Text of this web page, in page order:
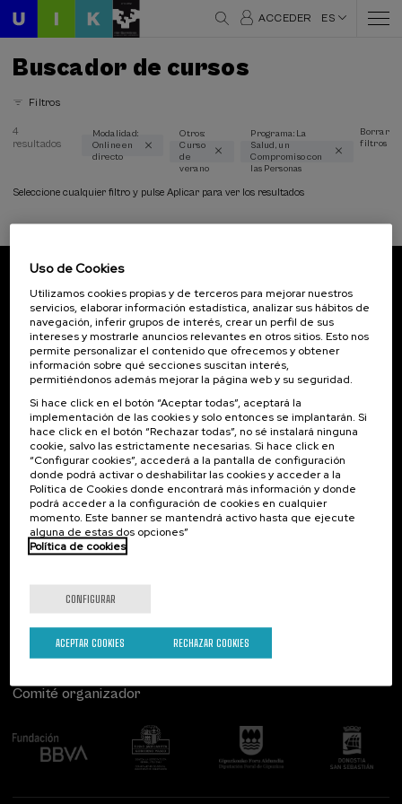
ACCEDER ES
Buscador de cursos
Filtros
Áreas temáticas
Comunicación (1)
Psicología (2)
Salud (4)
Sociedad (1)
Modalidad
Online en directo (4)
Tipo de actividad
Curso de verano (4)
Programas especiales
La Salud, un Compromiso con las Personas (4)
Objetivos de desarrollo sostenible
4
resultados
Modalidad:
Online en
directo
Otros:
Curso
de
verano
Programa: La
Salud, un
Compromiso con
las Personas
Borrar
filtros
Seleccione cualquier filtro y pulse Aplicar para ver los resultados
Suscríbete a nuestro boletín
Inscríbete para ser el primero/a en recibir las
novedades de UIK.
Suscribirse
Contacto
Palacio Miramar
Paseo de Miraconcha, 48
20007 Donostia / San Sebastián
Gipuzkoa, Spain
Contacta con nosotros
De interés...
Actividades anteriores
Síguenos
Comité organizador
Uso de Cookies
Utilizamos cookies propias y de terceros para mejorar nuestros
servicios, elaborar información estadística, analizar sus hábitos de
navegación, inferir grupos de interés, crear un perfil de sus
intereses y mostrarle anuncios relevantes en otros sitios. Esto nos
permite personalizar el contenido que ofrecemos y obtener
información sobre qué secciones suscitan interés,
permitiéndonos además mejorar la página web y su seguridad.
Si hace click en el botón “Aceptar todas”, aceptará la
implementación de las cookies y solo entonces se implantarán. Si
hace click en el botón “Rechazar todas”, no sé instalará ninguna
cookie, salvo las estrictamente necesarias. Si hace click en
“Configurar cookies”, accederá a la pantalla de configuración
donde podrá activar o deshabilitar las cookies y acceder a la
Política de Cookies donde encontrará más información y donde
podrá acceder a la configuración de cookies en cualquier
momento. Este banner se mantendrá activo hasta que ejecute
alguna de estas dos opciones”
Política de cookies
CONFIGURAR
RECHAZAR COOKIES
ACEPTAR COOKIES